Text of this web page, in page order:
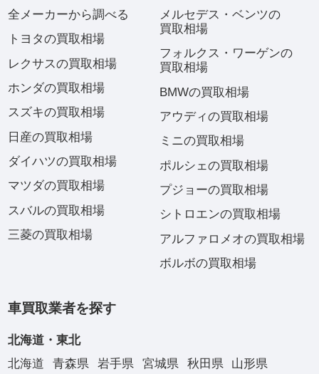
全メーカーから調べる
トヨタの買取相場
レクサスの買取相場
ホンダの買取相場
スズキの買取相場
日産の買取相場
ダイハツの買取相場
マツダの買取相場
スバルの買取相場
三菱の買取相場
メルセデス・ベンツの
買取相場
フォルクス・ワーゲンの
買取相場
BMWの買取相場
アウディの買取相場
ミニの買取相場
ポルシェの買取相場
プジョーの買取相場
シトロエンの買取相場
アルファロメオの買取相場
ボルボの買取相場
車買取業者を探す
北海道・東北
北海道
青森県 岩手県 宮城県 秋田県
山形県